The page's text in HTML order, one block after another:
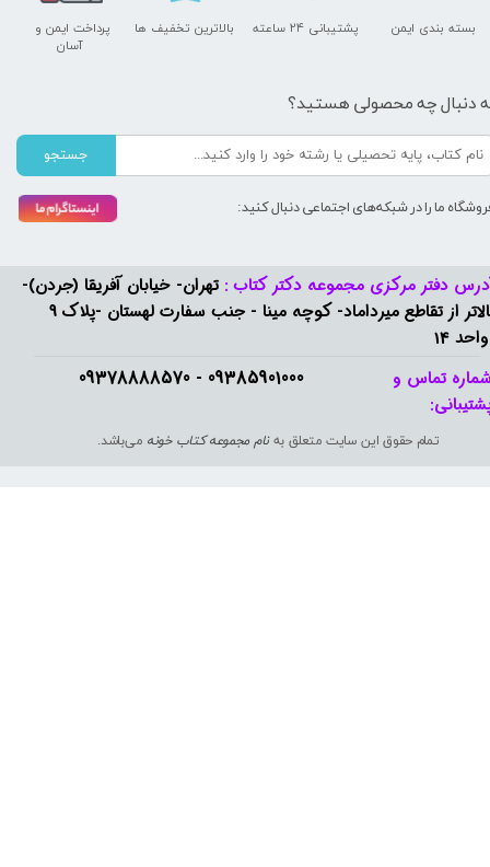
09385901000 - 09378888570​​​​​​​
دفتر مرکزی مجموعه دکتر کتاب : تهران- خیابان آفریقا (جردن)-
بالاتر از تقاطع میرداماد- کوچه مینا - جنب سفارت لهستان -پلاک 9
14
تمام حقوق این سایت متعلق بهنام مجموعه کتاب خونه می‌باشد.
تماس و
پشتیبانی ۲۴ ساعته
پرداخت ایمن و ​​​​​​​
آسان
بسته بندی ایمن بالاترین تخفیف ها
دنبال چه محصولی هستید؟
جستجو
ما را در شبکه‌های اجتماعی دنبال کنید: